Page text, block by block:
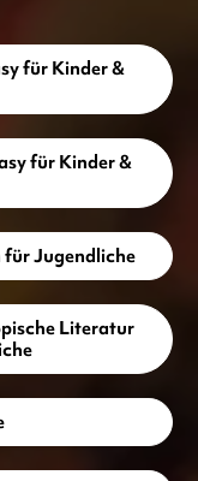
für Kinder &
für Kinder &
für Jugendliche
Literatur